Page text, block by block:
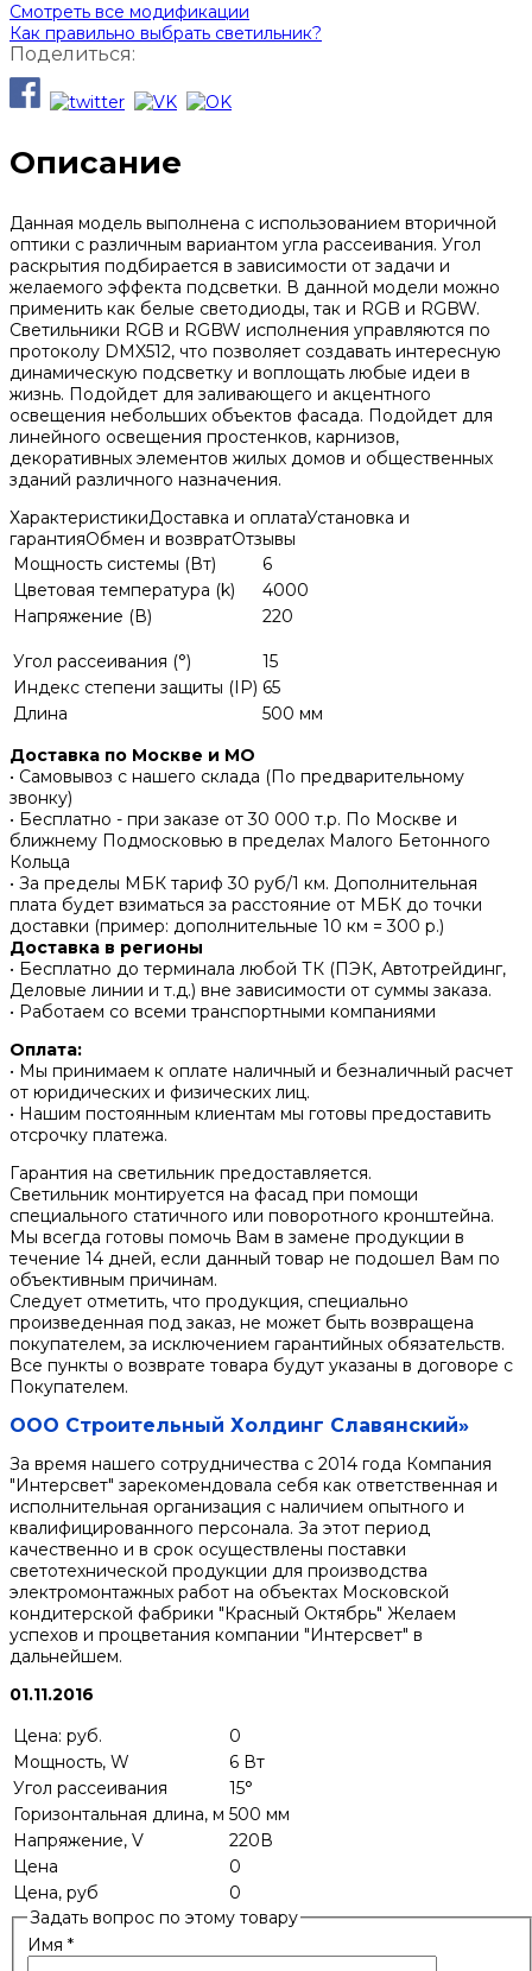
Смотреть все модификации
Как правильно выбрать светильник?
Поделиться:
Описание
Данная модель выполнена с использованием вторичной
оптики с различным вариантом угла рассеивания. Угол
раскрытия подбирается в зависимости от задачи и
желаемого эффекта подсветки. В данной модели можно
применить как белые светодиоды, так и RGB и RGBW.
Светильники RGB и RGBW исполнения управляются по
протоколу DMX512, что позволяет создавать интересную
динамическую подсветку и воплощать любые идеи в
жизнь. Подойдет для заливающего и акцентного
освещения небольших объектов фасада. Подойдет для
линейного освещения простенков, карнизов,
декоративных элементов жилых домов и общественных
зданий различного назначения.
ХарактеристикиДоставка и оплатаУстановка и
гарантияОбмен и возвратОтзывы
Мощность системы (Вт)
6
Цветовая температура (k)
4000
Напряжение (В)
220
Угол рассеивания (°)
15
Индекс степени защиты (IP) 65
Длина
500 мм
Доставка по Москве и МО
• Самовывоз с нашего склада (По предварительному
звонку)
• Бесплатно - при заказе от 30 000 т.р. По Москве и
ближнему Подмосковью в пределах Малого Бетонного
Кольца
• За пределы МБК тариф 30 руб/1 км. Дополнительная
плата будет взиматься за расстояние от МБК до точки
доставки (пример: дополнительные 10 км = 300 р.)
Доставка в регионы
• Бесплатно до терминала любой ТК (ПЭК, Автотрейдинг,
Деловые линии и т.д.) вне зависимости от суммы заказа.
• Работаем со всеми транспортными компаниями
Оплата:
• Мы принимаем к оплате наличный и безналичный расчет
от юридических и физических лиц.
• Нашим постоянным клиентам мы готовы предоставить
отсрочку платежа.
Гарантия на светильник предоставляется.
Светильник монтируется на фасад при помощи
специального статичного или поворотного кронштейна.
Мы всегда готовы помочь Вам в замене продукции в
течение 14 дней, если данный товар не подошел Вам по
объективным причинам.
Следует отметить, что продукция, специально
произведенная под заказ, не может быть возвращена
покупателем, за исключением гарантийных обязательств.
Все пункты о возврате товара будут указаны в договоре с
Покупателем.
ООО Строительный Холдинг Славянский»
За время нашего сотрудничества с 2014 года Компания
"Интерсвет" зарекомендовала себя как ответственная и
исполнительная организация с наличием опытного и
квалифицированного персонала. За этот период
качественно и в срок осуществлены поставки
светотехнической продукции для производства
электромонтажных работ на объектах Московской
кондитерской фабрики "Красный Октябрь" Желаем
успехов и процветания компании "Интерсвет" в
дальнейшем.
01.11.2016
Цена: руб.
0
Мощность, W
6 Вт
Угол рассеивания
15°
Горизонтальная длина, м 500 мм
Напряжение, V
220В
Цена
0
Цена, руб
0
Задать вопрос по этому товару
Имя *